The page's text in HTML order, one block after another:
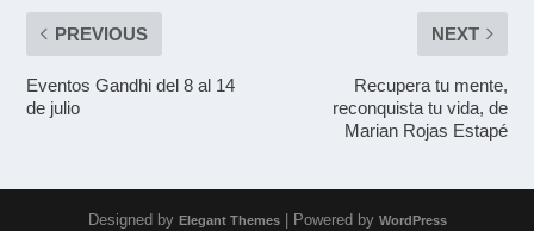
PREVIOUS
Eventos Gandhi del 8 al 14
de julio
NEXT
Recupera tu mente,
reconquista tu vida, de
Marian Rojas Estapé
Designed by Elegant Themes| Powered by WordPress